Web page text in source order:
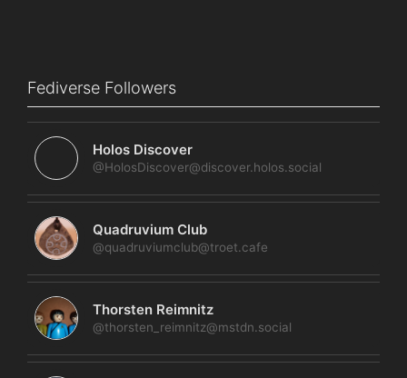
Fediverse Followers
Holos Discover
@HolosDiscover@discover.holos.social
Quadruvium Club
@quadruviumclub@troet.cafe
Thorsten Reimnitz
@thorsten_reimnitz@mstdn.social